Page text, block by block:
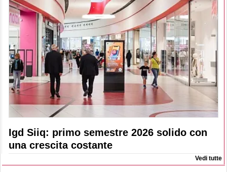
Igd Siiq: primo semestre 2026 solido con
una crescita costante
Vedi tutte